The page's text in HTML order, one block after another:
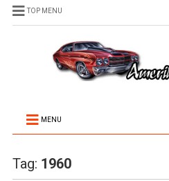
TOP MENU
MENU
Tag: 1960